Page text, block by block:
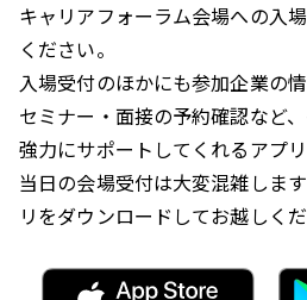
キャリアフォーラム会場への入
ください。
入場受付のほかにも参加企業の
セミナー・面接の予約確認など
強力にサポートしてくれるアプリ
当日の会場受付は大変混雑しま
リをダウンロードしてお越しくだ